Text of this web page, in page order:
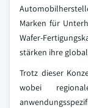
Marken für
Wafer-
stärken ihre
Trotz dieser
wobei